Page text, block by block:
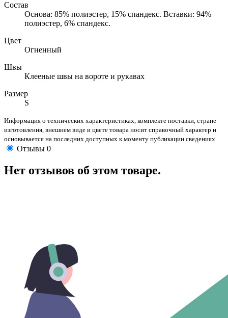
Состав
Основа: 85% полиэстер, 15% спандекс. Вставки: 94%
полиэстер, 6% спандекс.
Цвет
Огненный
Швы
Клееные швы на вороте и рукавах
Размер
S
Информация о технических характеристиках, комплекте поставки, стране
изготовления, внешнем виде и цвете товара носит справочный характер и
основывается на последних доступных к моменту публикации сведениях
Отзывы 0
Нет отзывов об этом товаре.